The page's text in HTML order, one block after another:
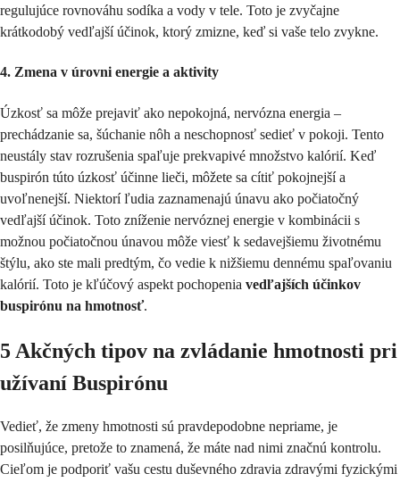
regulujúce rovnováhu sodíka a vody v tele. Toto je zvyčajne
krátkodobý vedľajší účinok, ktorý zmizne, keď si vaše telo zvykne.
4. Zmena v úrovni energie a aktivity
Úzkosť sa môže prejaviť ako nepokojná, nervózna energia –
prechádzanie sa, šúchanie nôh a neschopnosť sedieť v pokoji. Tento
neustály stav rozrušenia spaľuje prekvapivé množstvo kalórií. Keď
buspirón túto úzkosť účinne lieči, môžete sa cítiť pokojnejší a
uvoľnenejší. Niektorí ľudia zaznamenajú únavu ako počiatočný
vedľajší účinok. Toto zníženie nervóznej energie v kombinácii s
možnou počiatočnou únavou môže viesť k sedavejšiemu životnému
štýlu, ako ste mali predtým, čo vedie k nižšiemu dennému spaľovaniu
kalórií. Toto je kľúčový aspekt pochopenia vedľajších účinkov
buspirónu na hmotnosť.
5 Akčných tipov na zvládanie hmotnosti pri
užívaní Buspirónu
Vedieť, že zmeny hmotnosti sú pravdepodobne nepriame, je
posilňujúce, pretože to znamená, že máte nad nimi značnú kontrolu.
Cieľom je podporiť vašu cestu duševného zdravia zdravými fyzickými